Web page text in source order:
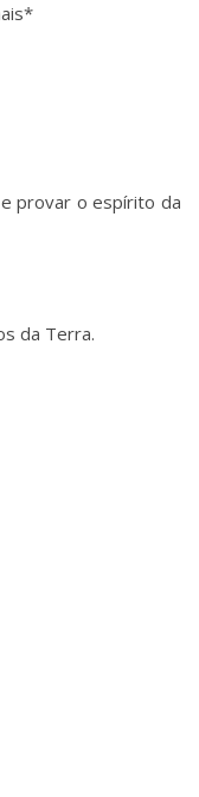
provar o espírito da
da Terra.